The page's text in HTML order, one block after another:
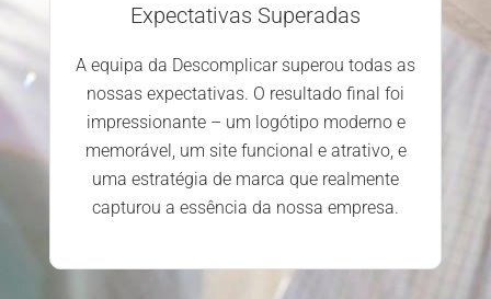
Expectativas Superadas
A equipa da Descomplicar superou todas as
nossas expectativas. O resultado final foi
impressionante – um logótipo moderno e
memorável, um site funcional e atrativo, e
uma estratégia de marca que realmente
capturou a essência da nossa empresa.